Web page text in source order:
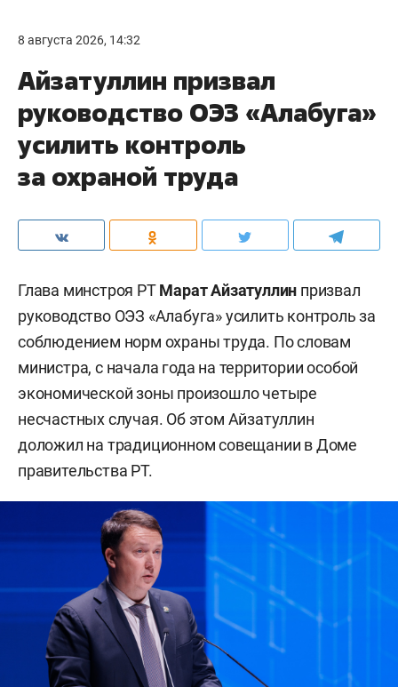
8 августа 2026, 14:32
Айзатуллин призвал
руководство ОЭЗ «Алабуга»
усилить контроль
за охраной труда
Глава минстроя РТМарат Айзатуллин призвал
руководство ОЭЗ «Алабуга» усилить контроль за
соблюдением норм охраны труда. По словам
министра, с начала года на территории особой
экономической зоны произошло четыре
несчастных случая. Об этом Айзатуллин
доложил на традиционном совещании в Доме
правительства РТ.